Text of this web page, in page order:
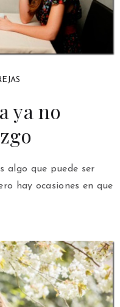
ya no
algo que puede ser
hay ocasiones en que